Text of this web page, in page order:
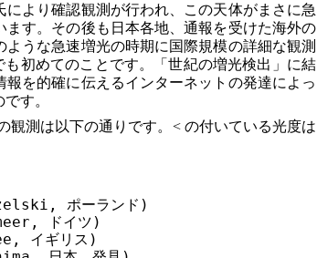
より確認観測が行われ、この天体がまさに急
す。その後も日本各地、通報を受けた海外の
うな急速増光の時期に国際規模の詳細な観測
初めてのことです。「世紀の増光検出」に結
を的確に伝えるインターネットの発達によっ
す。
観測は以下の通りです。< の付いている光度は
ポーランド)
ドイツ)
イギリス)